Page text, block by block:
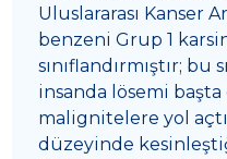
Uluslararası Kanser
benzeni Grup 1
sınıflandırmıştır; bu
insanda lösemi
malignitelere yol
düzeyinde